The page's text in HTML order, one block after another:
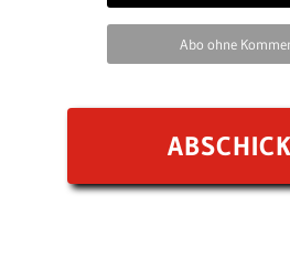
Abo ohne